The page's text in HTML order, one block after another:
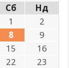
Сб
Нд
1
2
8
9
15
16
22
23